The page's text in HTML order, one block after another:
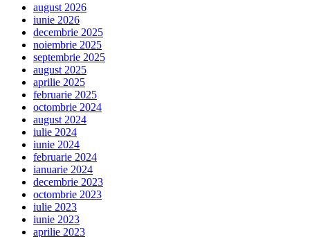
august 2026
iunie 2026
decembrie 2025
noiembrie 2025
septembrie 2025
august 2025
aprilie 2025
februarie 2025
octombrie 2024
august 2024
iulie 2024
iunie 2024
februarie 2024
ianuarie 2024
decembrie 2023
octombrie 2023
iulie 2023
iunie 2023
aprilie 2023